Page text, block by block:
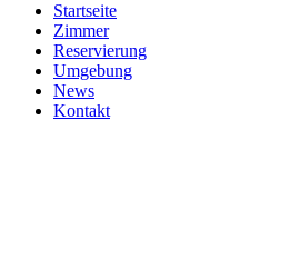
Startseite
Zimmer
Reservierung
Umgebung
News
Kontakt